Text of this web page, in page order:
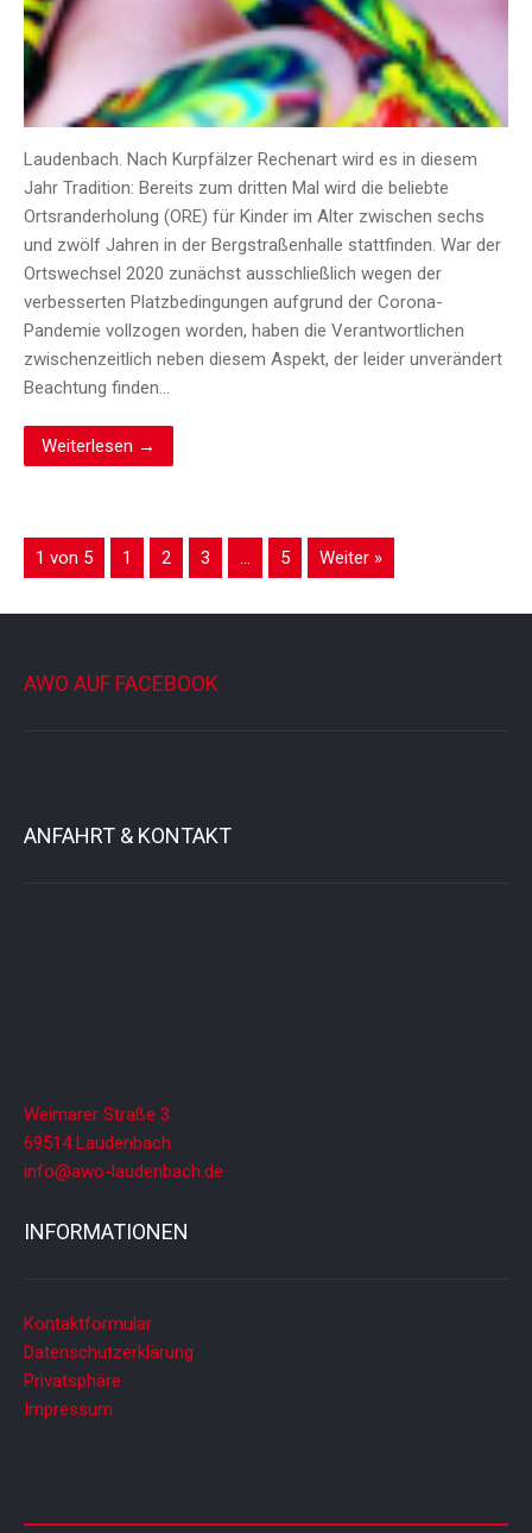
Laudenbach. Nach Kurpfälzer Rechenart wird es in diesem
Jahr Tradition: Bereits zum dritten Mal wird die beliebte
Ortsranderholung (ORE) für Kinder im Alter zwischen sechs
und zwölf Jahren in der Bergstraßenhalle stattfinden. War der
Ortswechsel 2020 zunächst ausschließlich wegen der
verbesserten Platzbedingungen aufgrund der Corona-
Pandemie vollzogen worden, haben die Verantwortlichen
zwischenzeitlich neben diesem Aspekt, der leider unverändert
Beachtung finden…
Weiterlesen →
1 von 5 1 2 3 … 5 Weiter »
AWO AUF FACEBOOK
ANFAHRT & KONTAKT
Weimarer Straße 3
69514 Laudenbach
info@awo-laudenbach.de
INFORMATIONEN
Kontaktformular
Datenschutzerklärung
Privatsphäre
Impressum